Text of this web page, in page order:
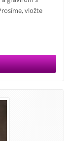
vložte